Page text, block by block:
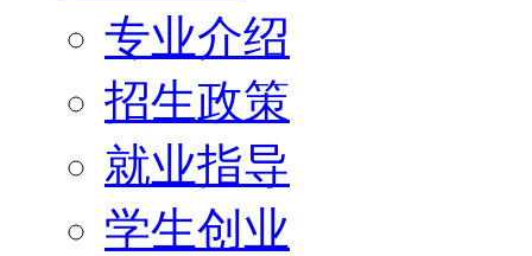
专业介绍
招生政策
就业指导
学生创业